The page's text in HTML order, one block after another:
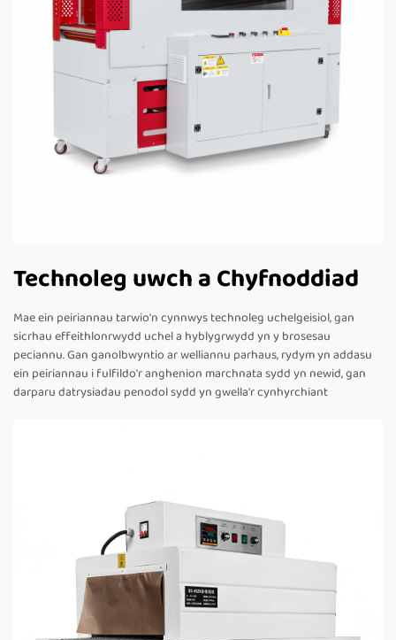
Technoleg uwch a Chyfnoddiad
Mae ein peiriannau tarwio'n cynnwys technoleg uchelgeisiol, gan
sicrhau effeithlonrwydd uchel a hyblygrwydd yn y brosesau
peciannu. Gan ganolbwyntio ar welliannu parhaus, rydym yn addasu
ein peiriannau i fulfildo'r anghenion marchnata sydd yn newid, gan
darparu datrysiadau penodol sydd yn gwella'r cynhyrchiant